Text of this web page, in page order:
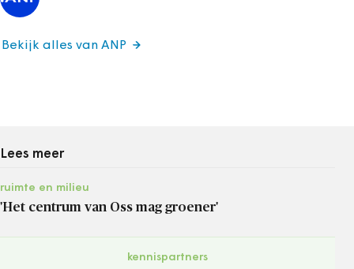
Bekijk alles van ANP
Lees meer
ruimte en milieu
'Het centrum van Oss mag groener'
kennispartners